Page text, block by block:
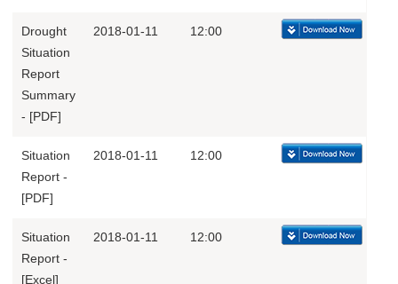
Drought
Situation
Report
Summary
- [PDF]
2018-01-11 12:00
Situation
Report -
[PDF]
2018-01-11 12:00
Situation
Report -
[Excel]
2018-01-11 12:00